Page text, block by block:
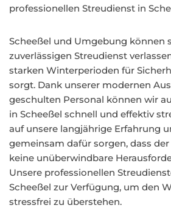
professionellen Streudienst in
Scheeßel und Umgebung können
zuverlässigen Streudienst
starken Winterperioden für
sorgt. Dank unserer modernen
geschulten Personal können wir
in Scheeßel schnell und effektiv
auf unsere langjährige Erfahrung
gemeinsam dafür sorgen, dass
keine unüberwindbare
Unsere professionellen
Scheeßel zur Verfügung, um den
stressfrei zu überstehen.